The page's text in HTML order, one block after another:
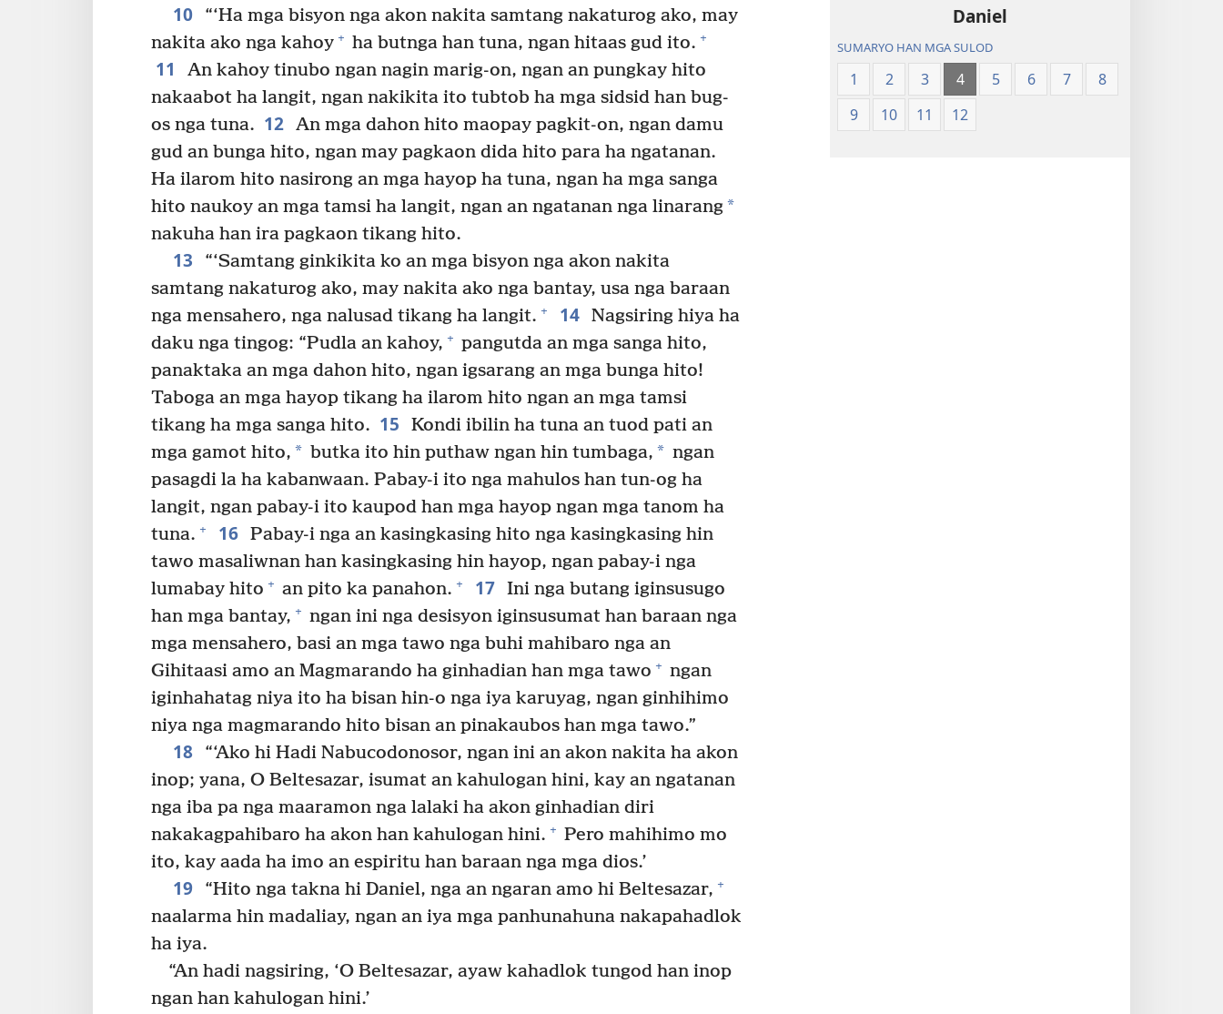
10
“‘Ha mga bisyon nga akon nakita samtang nakaturog ako, may
nakita ako nga kahoy + ha butnga han tuna, ngan hitaas gud ito. +
11
An kahoy tinubo ngan nagin marig-on, ngan an pungkay hito
nakaabot ha langit, ngan nakikita ito tubtob ha mga sidsid han bug-
os nga tuna. 12 An mga dahon hito maopay pagkit-on, ngan damu
gud an bunga hito, ngan may pagkaon dida hito para ha ngatanan.
Ha ilarom hito nasirong an mga hayop ha tuna, ngan ha mga sanga
hito naukoy an mga tamsi ha langit, ngan an ngatanan nga linarang*
nakuha han ira pagkaon tikang hito.
13
“‘Samtang ginkikita ko an mga bisyon nga akon nakita
samtang nakaturog ako, may nakita ako nga bantay, usa nga baraan
nga mensahero, nga nalusad tikang ha langit. + 14 Nagsiring hiya ha
daku nga tingog: “Pudla an kahoy, + pangutda an mga sanga hito,
panaktaka an mga dahon hito, ngan igsarang an mga bunga hito!
Taboga an mga hayop tikang ha ilarom hito ngan an mga tamsi
tikang ha mga sanga hito. 15
Kondi ibilin ha tuna an tuod pati an
mga gamot hito, * butka ito hin puthaw ngan hin tumbaga, * ngan
pasagdi la ha kabanwaan. Pabay-i ito nga mahulos han tun-og ha
langit, ngan pabay-i ito kaupod han mga hayop ngan mga tanom ha
tuna. + 16 Pabay-i nga an kasingkasing hito nga kasingkasing hin
tawo masaliwnan han kasingkasing hin hayop, ngan pabay-i nga
lumabay hito + an pito ka panahon. + 17 Ini nga butang iginsusugo
han mga bantay, + ngan ini nga desisyon iginsusumat han baraan nga
mga mensahero, basi an mga tawo nga buhi mahibaro nga an
Gihitaasi amo an Magmarando ha ginhadian han mga tawo + ngan
iginhahatag niya ito ha bisan hin-o nga iya karuyag, ngan ginhihimo
niya nga magmarando hito bisan an pinakaubos han mga tawo.”
18
“‘Ako hi Hadi Nabucodonosor, ngan ini an akon nakita ha akon
inop; yana, O Beltesazar, isumat an kahulogan hini, kay an ngatanan
nga iba pa nga maaramon nga lalaki ha akon ginhadian diri
nakakagpahibaro ha akon han kahulogan hini. + Pero mahihimo mo
ito, kay aada ha imo an espiritu han baraan nga mga dios.’
19 “Hito nga takna hi Daniel, nga an ngaran amo hi Beltesazar, +
naalarma hin madaliay, ngan an iya mga panhunahuna nakapahadlok
ha iya.
“An hadi nagsiring, ‘O Beltesazar, ayaw kahadlok tungod han inop
ngan han kahulogan hini.’
Daniel
SUMARYO HAN MGA SULOD
1 2 3 4 5 6 7
8
9
10 11 12